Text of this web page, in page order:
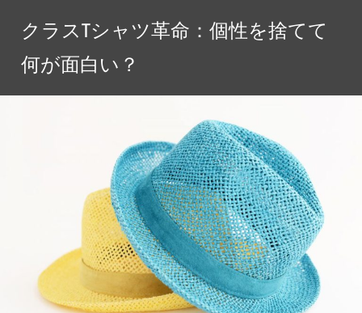
クラスTシャツ革命：個性を捨てて
何が面白い？